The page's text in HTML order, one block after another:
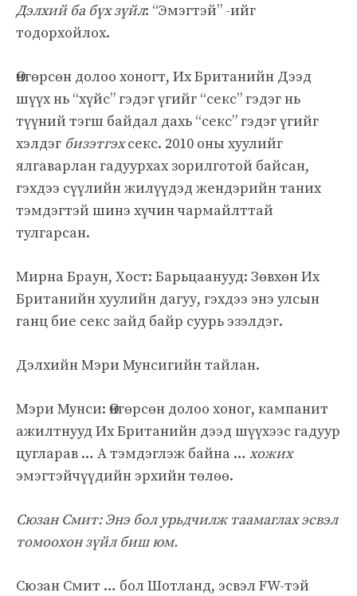
Дэлхий ба бүх зүйл: “Эмэгтэй” -ийг
тодорхойлох.
Өнгөрсөн долоо хоногт, Их Британийн Дээд
шүүх нь “хүйс” гэдэг үгийг “секс” гэдэг нь
түүний тэгш байдал дахь “секс” гэдэг үгийг
хэлдэг бизэтгэхсекс. 2010 оны хуулийг
ялгаварлан гадуурхах зорилготой байсан,
гэхдээ сүүлийн жилүүдэд жендэрийн таних
тэмдэгтэй шинэ хүчин чармайлттай
тулгарсан.
Мирна Браун, Хост: Барьцаанууд: Зөвхөн Их
Британийн хуулийн дагуу, гэхдээ энэ улсын
ганц бие секс зайд байр суурь эзэлдэг.
Дэлхийн Мэри Мунсигийн тайлан.
Мэри Мунси: Өнгөрсөн долоо хоног, кампанит
ажилтнууд Их Британийн дээд шүүхээс гадуур
цугларав … А тэмдэглэж байна … хожих
эмэгтэйчүүдийн эрхийн төлөө.
Сюзан Смит: Энэ бол урьдчилж таамаглах эсвэл
томоохон зүйл биш юм.
Сюзан Смит … бол Шотланд, эсвэл FW-тэй